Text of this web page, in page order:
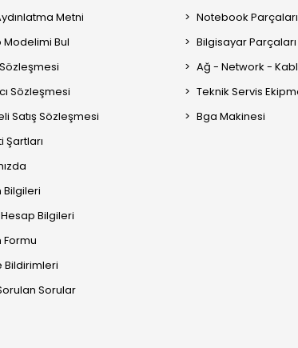
Metni
Modelimi Bul
Sözleşmesi
Satış Sözleşmesi
Şartları
Bilgileri
Bilgileri
Formu
Bildirimleri
Sorular
Notebook Parçaları
Bilgisayar Parçaları
Ağ - Network -
Teknik Servis
Bga Makinesi